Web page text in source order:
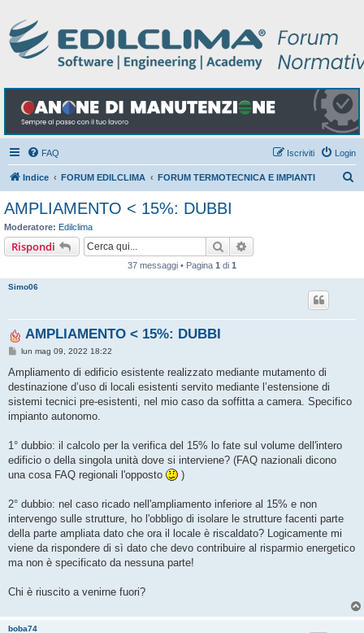
FAQ Login
Iscriviti
Indice FORUM EDILCLIMA FORUM TERMOTECNICA E IMPIANTI
AMPLIAMENTO < 15%: DUBBI
Moderatore: Edilclima
Rispondi Cerca
37 messaggi • Pagina 1 di 1
Simo06
AMPLIAMENTO < 15%: DUBBI
M
s
a
g
i
lun mag 09, 2022 18:22
Ampliamento di edificio esistente realizzato mediante mutamento di
destinazione d’uso di locali esistenti servito mediante l’estensione di
sistemi tecnici pre-esistenti, nel mio caso da soffitta a camera. Specifico
impianto autonomo.
1° dubbio: il calcolo per la verifica del 15% lo fate sul volume dell'intero
edificio o della singola unità dove si interviene? (FAQ nazionali dicono
una cosa FAQ regionali l'opposto
)
2° dubbio: nel caso ricado nell'ampliamento inferiore al 15% e non
intervengo sulle strutture, ho l'obbligo di isolare le strutture facenti parte
della parte ampliata dato che ora il locale è riscaldato? Logicamente mi
viene da rispondere di sì dato che devo contribuire al risparmio energetico
ma non è specificato da nessuna parte!
Chi è riuscito a venirne fuori?
boba74